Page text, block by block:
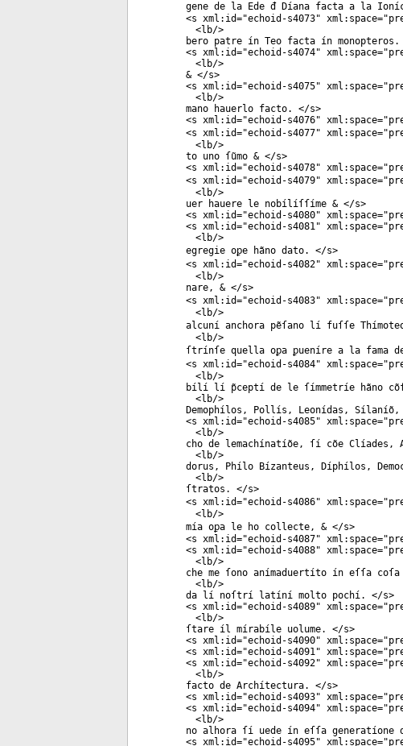
gene de la Ede đ Díana facta a la
<s xml:id="echoid-s4073" xml:space="
<lb/>
bero patre ín Teo facta ín
<s xml:id="echoid-s4074" xml:space="
<lb/>
& </s>
<s xml:id="echoid-s4075" xml:space="
<lb/>
mano hauerlo facto. </s>
<s xml:id="echoid-s4076" xml:space="
<s xml:id="echoid-s4077" xml:space="
<lb/>
to uno ſũmo & </s>
<s xml:id="echoid-s4078" xml:space="
<s xml:id="echoid-s4079" xml:space="
<lb/>
uer hauere le nobílíſſíme & </s>
<s xml:id="echoid-s4080" xml:space="
<s xml:id="echoid-s4081" xml:space="
<lb/>
egregie oꝑe hãno dato. </s>
<s xml:id="echoid-s4082" xml:space="
<lb/>
nare, & </s>
<s xml:id="echoid-s4083" xml:space="
<lb/>
alcuní anchora pẽſano lí fuſſe
<lb/>
ſtrínſe quella oꝑa ꝑueníre a la
<s xml:id="echoid-s4084" xml:space="
<lb/>
bílí lí p̃ceptí de le ſímmetríe hãno
<lb/>
Demophílos, Pollís, Leonídas, Sílaníõ,
<s xml:id="echoid-s4085" xml:space="
<lb/>
cho de lemachínatíõe, ſí cõe Clíades,
<lb/>
dorus, Phílo Bízanteus, Díphílos,
<lb/>
ſtratos. </s>
<s xml:id="echoid-s4086" xml:space="
<lb/>
mía oꝑa le ho collecte, & </s>
<s xml:id="echoid-s4087" xml:space="
<s xml:id="echoid-s4088" xml:space="
<lb/>
che me ſono anímaduertíto ín eſſa
<lb/>
da lí noſtrí latíní molto pochí. </s>
<s xml:id="echoid-s4089" xml:space="
<lb/>
ſtare íl mírabíle uolume. </s>
<s xml:id="echoid-s4090" xml:space="
<s xml:id="echoid-s4091" xml:space="
<s xml:id="echoid-s4092" xml:space="
<lb/>
facto de Archítectura. </s>
<s xml:id="echoid-s4093" xml:space="
<s xml:id="echoid-s4094" xml:space="
<lb/>
no alhora ſí uede ín eſſa
<s xml:id="echoid-s4095" xml:space="